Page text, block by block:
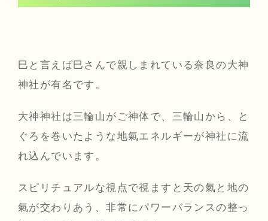
巳と言えば巳さんで親しまれている奈良の大神
神社が有名です。
大神神社は三輪山がご神体で、三輪山から、と
ぐろを巻いたような地氣エネルギーが神社に流
れ込んでいます。
スピリチュアルな視点で視ますと天の氣と地の
氣が交わりあう、非常にパワーバランスの整っ